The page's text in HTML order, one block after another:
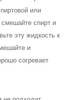
или
смешайте спирт и
эту жидкость к
и
согревает